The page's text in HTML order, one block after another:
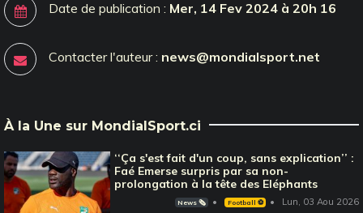
Date de publication : Mer, 14 Fev 2024 à 20h 16
Contacter l'auteur : news@mondialsport.net
À la Une sur MondialSport.ci
‘‘Ça s'est fait d'un coup, sans explication’’ :
Faé Emerse surpris par sa non-
prolongation à la tête des Eléphants
News 🗞️ Football ⚽️ Lun, 03 Aou 2026